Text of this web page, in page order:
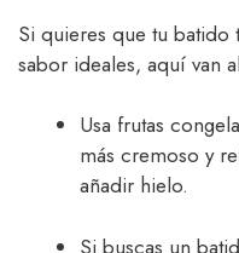
Si quieres que tu batido
sabor ideales, aquí van
Usa frutas
más cremoso y
añadir hielo.
Si buscas un